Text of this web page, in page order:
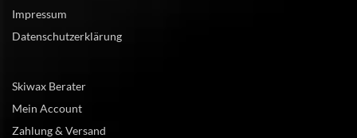
Impressum
Datenschutzerklärung
Skiwax Berater
Mein Account
Zahlung & Versand